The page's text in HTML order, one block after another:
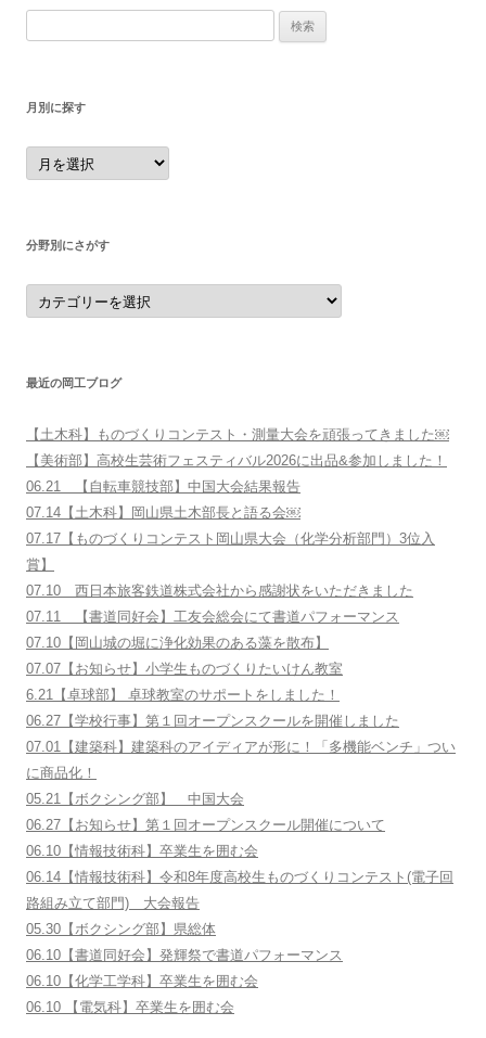
索:
月別に探す
月
別
に
分野別にさがす
分
野
別
す
最近の岡工ブログ
【土木科】ものづくりコンテスト・測量大会を頑張ってきました￼
【美術部】高校生芸術フェスティバル2026に出品&参加しました！
06.21 【自転車競技部】中国大会結果報告
07.14【土木科】岡山県土木部長と語る会￼
07.17【ものづくりコンテスト岡山県大会（化学分析部門）3位入
賞】
07.10 西日本旅客鉄道株式会社から感謝状をいただきました
07.11 【書道同好会】工友会総会にて書道パフォーマンス
07.10【岡山城の堀に浄化効果のある藻を散布】
07.07【お知らせ】小学生ものづくりたいけん教室
6.21【卓球部】 卓球教室のサポートをしました！
06.27【学校行事】第１回オープンスクールを開催しました
07.01【建築科】建築科のアイディアが形に！「多機能ベンチ」つい
に商品化！
05.21【ボクシング部】 中国大会
06.27【お知らせ】第１回オープンスクール開催について
06.10【情報技術科】卒業生を囲む会
06.14【情報技術科】令和8年度高校生ものづくりコンテスト(電子回
路組み立て部門) 大会報告
05.30【ボクシング部】県総体
06.10【書道同好会】発輝祭で書道パフォーマンス
06.10【化学工学科】卒業生を囲む会
06.10 【電気科】卒業生を囲む会